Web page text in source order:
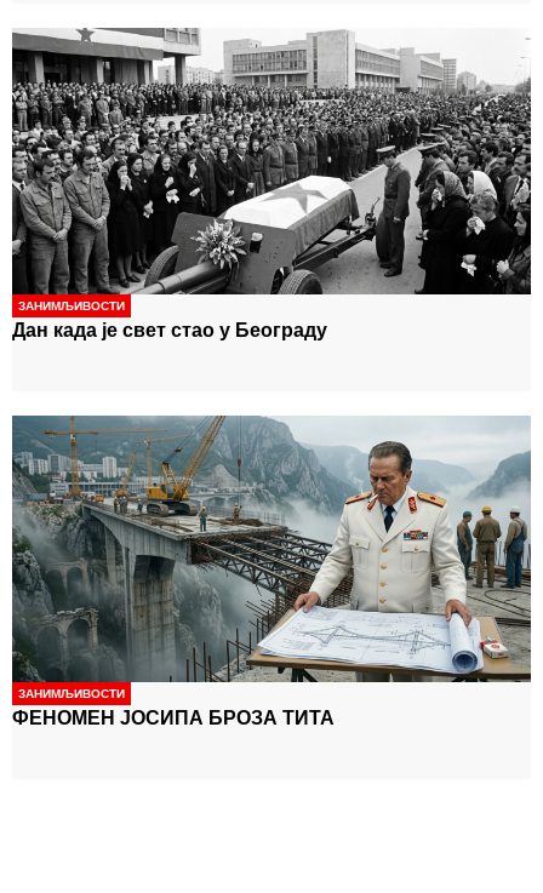
ЗАНИМЉИВОСТИ
Дан када је свет стао у Београду
ЗАНИМЉИВОСТИ
ФЕНОМЕН ЈОСИПА БРОЗА ТИТА